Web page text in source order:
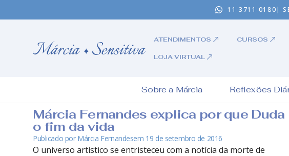
11 3711 0180|
ATENDIMENTOS CURSOS
LOJA VIRTUAL
Sobre a Márcia Reflexões
Márcia Fernandes explica por que
o fim da vida
Publicado porMárcia Fernandesem 19 de setembro de 2016
O universo artístico se entristeceu com a notícia da morte de